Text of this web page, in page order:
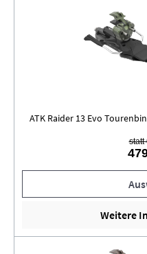
ATK Raider 13 Evo
statt
Weitere